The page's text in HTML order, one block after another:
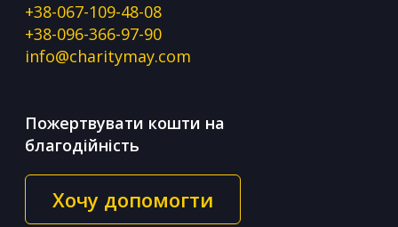
+38-067-109-48-08
+38-096-366-97-90
info@charitymay.com
Пожертвувати кошти на
благодійність
Хочу допомогти